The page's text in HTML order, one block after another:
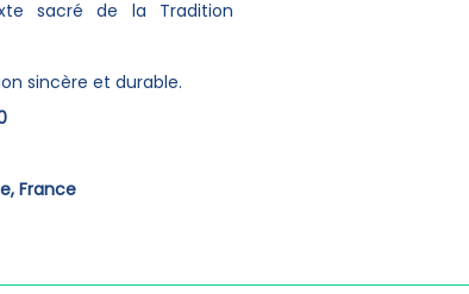
sacré de la Tradition
sincère et durable.
France